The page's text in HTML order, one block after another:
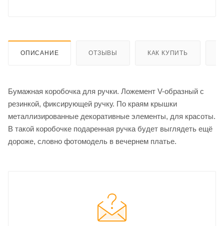
ОПИСАНИЕ ОТЗЫВЫ КАК КУПИТЬ
Бумажная коробочка для ручки. Ложемент V-образный с
резинкой, фиксирующей ручку. По краям крышки
металлизированные декоративные элементы, для красоты.
В такой коробочке подаренная ручка будет выглядеть ещё
дороже, словно фотомодель в вечернем платье.